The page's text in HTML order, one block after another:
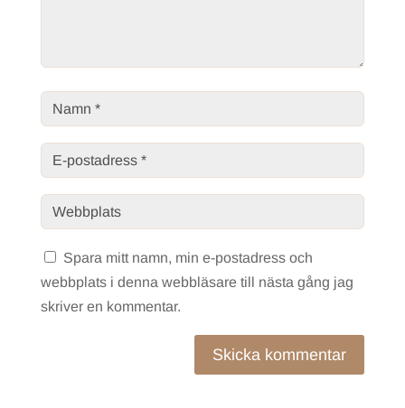
Spara mitt namn, min e-postadress och
webbplats i denna webbläsare till nästa gång jag
skriver en kommentar.
Skicka kommentar